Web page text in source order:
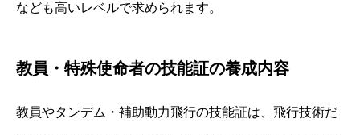
なども高いレベルで求められます。
教員・特殊使命者の技能証の養成内容
教員やタンデム・補助動力飛行の技能証は、飛行技術だ